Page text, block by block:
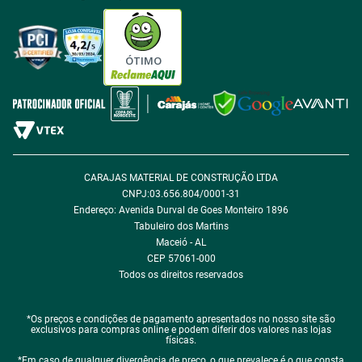
Política de Privacidade
Política de Cookie
Política de Desconto
Fale com encarregado de dados
ÓTIMO
CARAJAS MATERIAL DE CONSTRUÇÃO LTDA
CNPJ:03.656.804/0001-31
Endereço: Avenida Durval de Goes Monteiro 1896
Tabuleiro dos Martins
Maceió - AL
CEP 57061-000
Todos os direitos reservados
*Os preços e condições de pagamento apresentados no nosso site são
exclusivos para compras online e podem diferir dos valores nas lojas
físicas.